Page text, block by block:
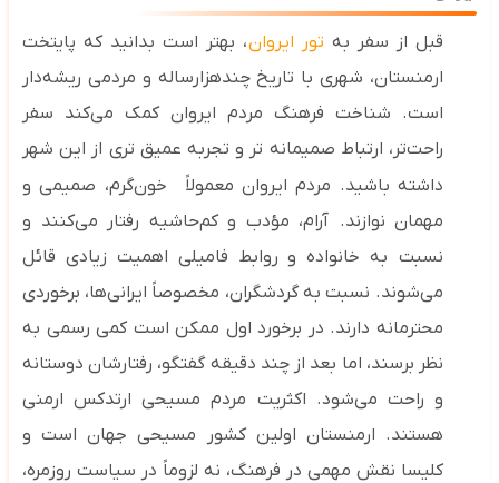
قبل از سفر بهتور ایروان، بهتر است بدانید که پایتخت
ارمنستان، شهری با تاریخ چندهزارساله و مردمی ریشه‌دار
است. شناخت فرهنگ مردم ایروان کمک می‌کند سفر
راحت‌تر، ارتباط صمیمانه‌ تر و تجربه عمیق‌ تری از این شهر
داشته باشید.
مردم ایروان معمولاً
خون‌گرم، صمیمی و
مهمان‌ نوازند.
آرام، مؤدب و کم‌حاشیه رفتار می‌کنند و
نسبت
به خانواده و روابط فامیلی اهمیت زیادی قائل
می‌شوند. نسبت به گردشگران، مخصوصاً ایرانی‌ها، برخوردی
محترمانه دارند. در برخورد اول ممکن است کمی رسمی به
نظر برسند، اما بعد از چند دقیقه گفتگو، رفتارشان دوستانه
و راحت می‌شود. اکثریت مردم مسیحی ارتدکس ارمنی
هستند. ارمنستان اولین کشور مسیحی جهان استو
کلیسا نقش مهمی در فرهنگ، نه لزوماً در سیاست روزمره،